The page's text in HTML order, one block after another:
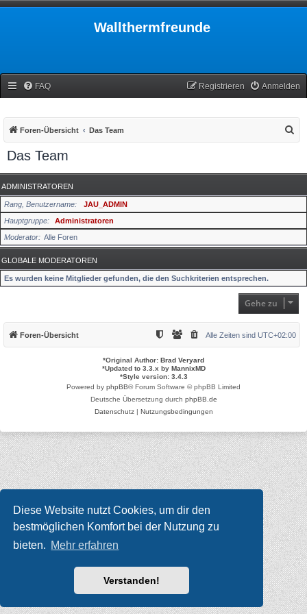
Diese Website nutzt Cookies, um dir den
bestmöglichen Komfort bei der Nutzung zu
bieten. Mehr erfahren
Verstanden!
Wallthermfreunde
FAQ Anmelden
Registrieren
Foren-Übersicht Das Team
e
Das Team
ADMINISTRATOREN
Rang, Benutzername
JAU_ADMIN
Hauptgruppe
Administratoren
Moderator
Alle Foren
GLOBALE MODERATOREN
Es wurden keine Mitglieder gefunden, die den Suchkriterien entsprechen.
Gehe zu
Foren-Übersicht Alle Zeiten sind UTC+02:00
*Original Author: Brad Veryard
*Updated to 3.3.x by MannixMD
*Style version: 3.4.3
Powered by phpBB® Forum Software © phpBB Limited
Deutsche Übersetzung durch phpBB.de
Datenschutz| Nutzungsbedingungen